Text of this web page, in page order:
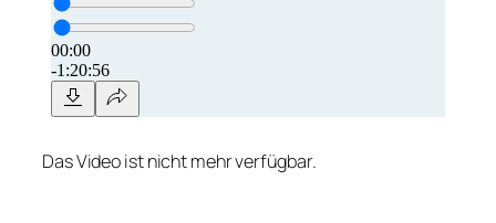
Das Video ist nicht mehr verfügbar.